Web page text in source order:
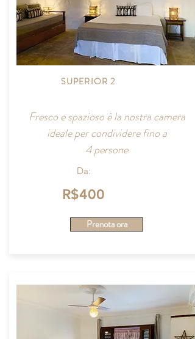
SUPERIOR 2
Fresco e spazioso è la nostra camera
ideale per condividere fino a
4 persone
Da:
R$400
Prenota ora